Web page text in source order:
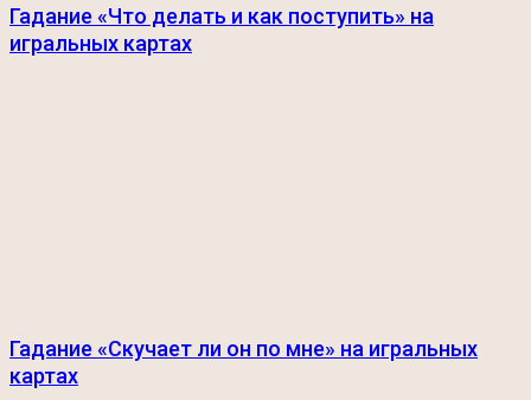
Гадание «Что делать и как поступить» на
игральных картах
Гадание «Скучает ли он по мне» на игральных
картах